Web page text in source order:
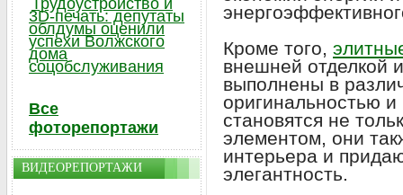
Кроме того,
внешней отделкой
выполнены в
оригинальностью
становятся не
элементом, они
интерьера и
элегантность.
Трудоустройство и
3D-печать: депутаты
облдумы оценили
успехи Волжского
дома
соцобслуживания
Все
фоторепортажи
ВИДЕОРЕПОРТАЖИ